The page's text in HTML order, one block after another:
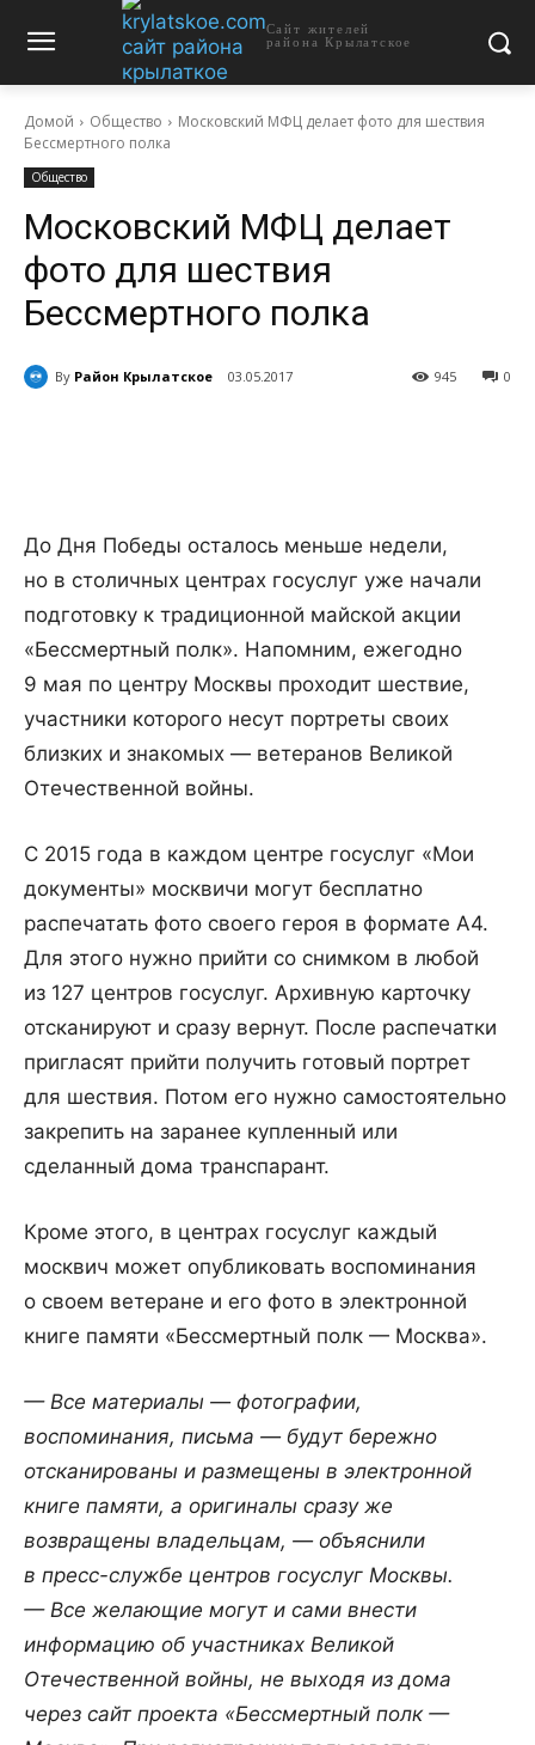
Сайт жителей
района Крылатское
Домой Общество
Московский МФЦ делает фото для шествия
Бессмертного полка
Общество
Московский МФЦ делает
фото для шествия
Бессмертного полка
By Район Крылатское 03.05.2017 0
945
До Дня Победы осталось меньше недели,
но в столичных центрах госуслуг уже начали
подготовку к традиционной майской акции
«Бессмертный полк». Напомним, ежегодно
9 мая по центру Москвы проходит шествие,
участники которого несут портреты своих
близких и знакомых — ветеранов Великой
Отечественной войны.
С 2015 года в каждом центре госуслуг «Мои
документы» москвичи могут бесплатно
распечатать фото своего героя в формате А4.
Для этого нужно прийти со снимком в любой
из 127 центров госуслуг. Архивную карточку
отсканируют и сразу вернут. После распечатки
пригласят прийти получить готовый портрет
для шествия. Потом его нужно самостоятельно
закрепить на заранее купленный или
сделанный дома транспарант.
Кроме этого, в центрах госуслуг каждый
москвич может опубликовать воспоминания
о своем ветеране и его фото в электронной
книге памяти «Бессмертный полк — Москва».
— Все материалы — фотографии,
воспоминания, письма — будут бережно
отсканированы и размещены в электронной
книге памяти, а оригиналы сразу же
возвращены владельцам, — объяснили
в пресс-службе центров госуслуг Москвы.
— Все желающие могут и сами внести
информацию об участниках Великой
Отечественной войны, не выходя из дома
через сайт проекта «Бессмертный полк —